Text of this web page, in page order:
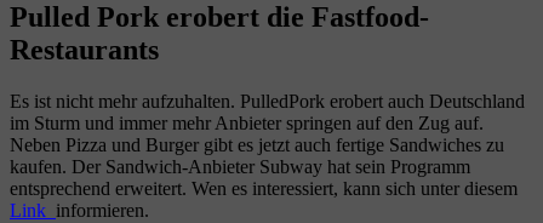
Pulled Pork erobert die Fastfood-
Restaurants
Es ist nicht mehr aufzuhalten. PulledPork erobert auch Deutschland
im Sturm und immer mehr Anbieter springen auf den Zug auf.
Neben Pizza und Burger gibt es jetzt auch fertige Sandwiches zu
kaufen. Der Sandwich-Anbieter Subway hat sein Programm
entsprechend erweitert. Wen es interessiert, kann sich unter diesem
Link informieren.